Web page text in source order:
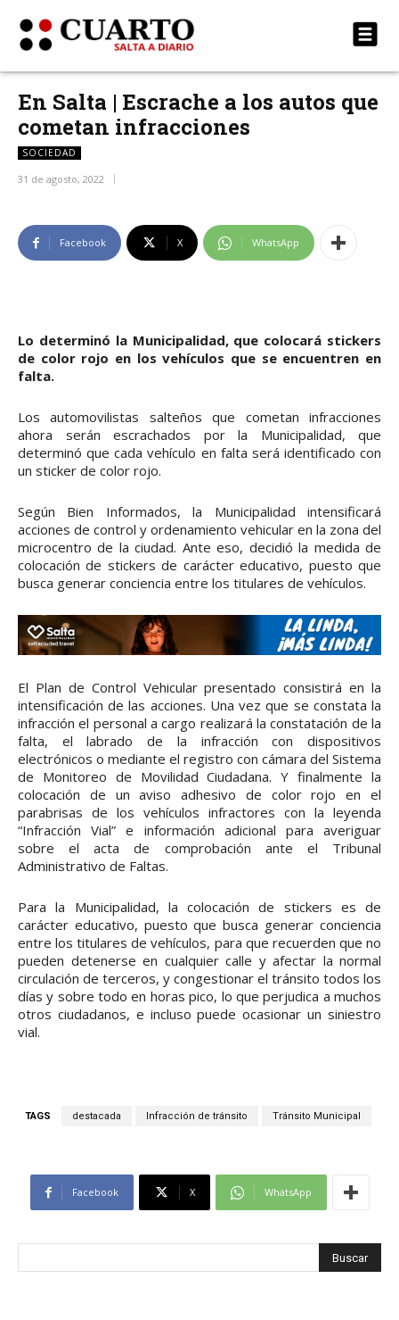
En Salta | Escrache a los autos que
cometan infracciones
SOCIEDAD
31 de agosto, 2022
Facebook X WhatsApp
Lo determinó la Municipalidad, que colocará stickers
de color rojo en los vehículos que se encuentren en
falta.
Los automovilistas salteños que cometan infracciones
ahora serán escrachados por la Municipalidad, que
determinó que cada vehículo en falta será identificado con
un sticker de color rojo.
Según Bien Informados, la Municipalidad intensificará
acciones de control y ordenamiento vehicular en la zona del
microcentro de la ciudad. Ante eso, decidió la medida de
colocación de stickers de carácter educativo, puesto que
busca generar conciencia entre los titulares de vehículos.
El Plan de Control Vehicular presentado consistirá en la
intensificación de las acciones. Una vez que se constata la
infracción el personal a cargo realizará la constatación de la
falta, el labrado de la infracción con dispositivos
electrónicos o mediante el registro con cámara del Sistema
de Monitoreo de Movilidad Ciudadana. Y finalmente la
colocación de un aviso adhesivo de color rojo en el
parabrisas de los vehículos infractores con la leyenda
“Infracción Vial” e información adicional para averiguar
sobre el acta de comprobación ante el Tribunal
Administrativo de Faltas.
Para la Municipalidad, la colocación de stickers es de
carácter educativo, puesto que busca generar conciencia
entre los titulares de vehículos, para que recuerden que no
pueden detenerse en cualquier calle y afectar la normal
circulación de terceros, y congestionar el tránsito todos los
días y sobre todo en horas pico, lo que perjudica a muchos
otros ciudadanos, e incluso puede ocasionar un siniestro
vial.
TAGS destacada Infracción de tránsito Tránsito Municipal
Facebook X WhatsApp